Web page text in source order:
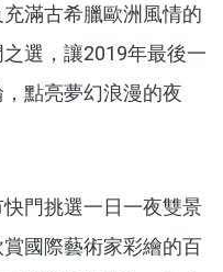
滿古希臘歐洲風情的
選，讓2019年最後一
點亮夢幻浪漫的夜
門挑選一日一夜雙景
國際藝術家彩繪的百